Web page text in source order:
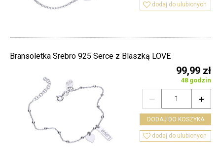
 dodaj do ulubionych
Bransoletka Srebro 925 Serce z Blaszką LOVE
99,99 zł
48 godzin


DODAJ DO KOSZYKA
 dodaj do ulubionych